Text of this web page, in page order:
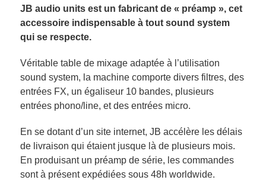
JB audio units est un fabricant de « préamp », cet
accessoire indispensable à tout sound system
qui se respecte.
Véritable table de mixage adaptée à l’utilisation
sound system, la machine comporte divers filtres, des
entrées FX, un égaliseur 10 bandes, plusieurs
entrées phono/line, et des entrées micro.
En se dotant d’un site internet, JB accélère les délais
de livraison qui étaient jusque là de plusieurs mois.
En produisant un préamp de série, les commandes
sont à présent expédiées sous 48h worldwide.